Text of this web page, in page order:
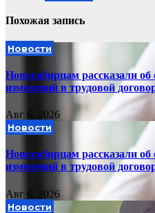
Похожая запись
Новости
Новосибирцам рассказали об
изменений в трудовой
Авг 6, 2026
Новости
Новосибирцам рассказали об
изменений в трудовой
Авг 6, 2026
Новости